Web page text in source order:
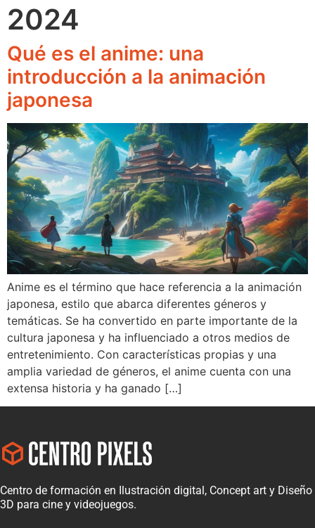
2024
Qué es el anime: una
introducción a la animación
japonesa
Anime es el término que hace referencia a la animación
japonesa, estilo que abarca diferentes géneros y
temáticas. Se ha convertido en parte importante de la
cultura japonesa y ha influenciado a otros medios de
entretenimiento. Con características propias y una
amplia variedad de géneros, el anime cuenta con una
extensa historia y ha ganado […]
Centro de formación en Ilustración digital, Concept art y Diseño
3D para cine y videojuegos.